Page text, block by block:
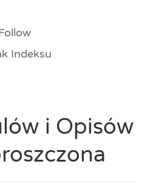
Indeksu
i Opisów